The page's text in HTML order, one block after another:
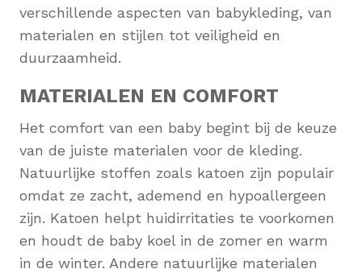
verschillende aspecten van babykleding, van
materialen en stijlen tot veiligheid en
duurzaamheid.
MATERIALEN EN COMFORT
Het comfort van een baby begint bij de keuze
van de juiste materialen voor de kleding.
Natuurlijke stoffen zoals katoen zijn populair
omdat ze zacht, ademend en hypoallergeen
zijn. Katoen helpt huidirritaties te voorkomen
en houdt de baby koel in de zomer en warm
in de winter. Andere natuurlijke materialen